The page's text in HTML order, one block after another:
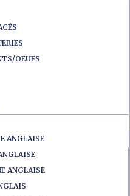
OEUFS
ANGLAISE
ANGLAISE